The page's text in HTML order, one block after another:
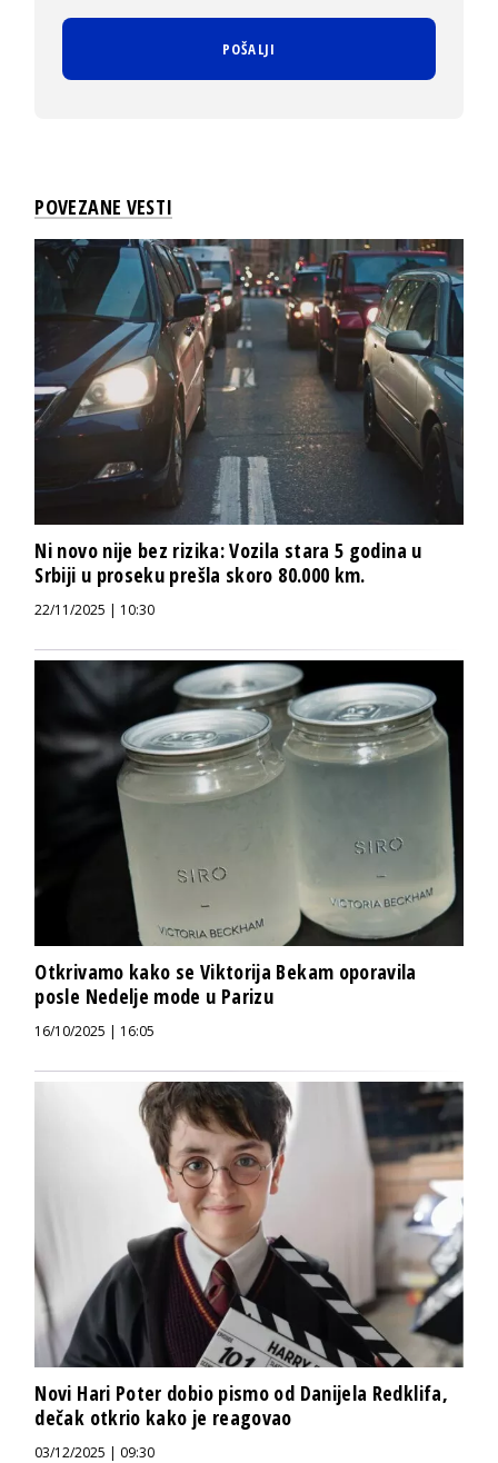
POVEZANE VESTI
Ni novo nije bez rizika: Vozila stara 5 godina u
Srbiji u proseku prešla skoro 80.000 km.
22/11/2025 | 10:30
Otkrivamo kako se Viktorija Bekam oporavila
posle Nedelje mode u Parizu
16/10/2025 | 16:05
Novi Hari Poter dobio pismo od Danijela Redklifa,
dečak otkrio kako je reagovao
03/12/2025 | 09:30